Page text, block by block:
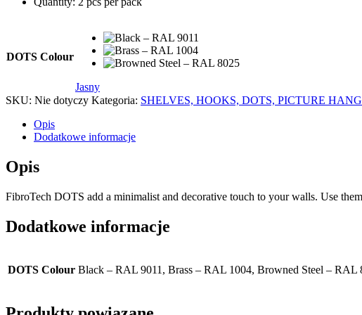
DOTS Colour
Jasny
SKU: Nie dotyczy Kategoria: SHELVES, HOOKS, DOTS, PICTURE
Opis
Dodatkowe informacje
Opis
FibroTech DOTS add a minimalist and decorative touch to your walls. Use
Dodatkowe informacje
DOTS Colour Black – RAL 9011, Brass – RAL 1004, Browned Steel – RAL